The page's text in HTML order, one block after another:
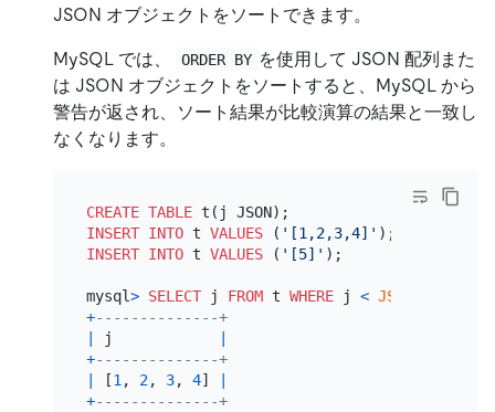
JSON オブジェクトをソートできます。
MySQL では、 ORDER BY を使用して JSON 配列また
は JSON オブジェクトをソートすると、MySQL から
警告が返され、ソート結果が比較演算の結果と一致し
なくなります。
CREATE TABLE
INSERT INTO t VALUES ( '[1,2,3,4]'
INSERT INTO t VALUES ( '[5]' );
mysql> SELECT j FROM t WHERE j < JSON_ARRAY
+--------------+
j
+--------------+
[1, 2, 3, 4]
+--------------+